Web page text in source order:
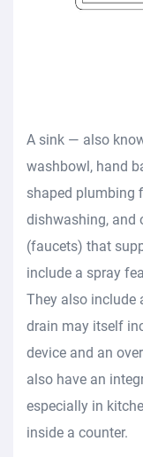
A sink — also
washbowl, hand
shaped plumbing
dishwashing, and
(faucets) that
include a spray
They also include
drain may itself
device and an
also have an
especially in
inside a counter.